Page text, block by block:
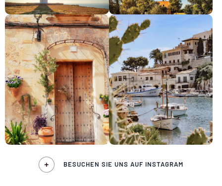
BESUCHEN SIE UNS AUF INSTAGRAM